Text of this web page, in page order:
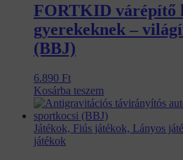
FORTKID várépítő
gyerekeknek –
(BBJ)
6.890 Ft
Kosárba teszem
Játékok, Fiús játékok, Lányos
játékok